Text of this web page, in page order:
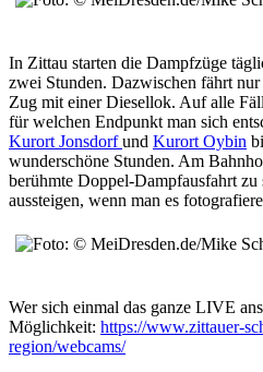
In Zittau starten die Dampfzüge
zwei Stunden. Dazwischen fährt
Zug mit einer Diesellok. Auf alle
für welchen Endpunkt man sich
Kurort Jonsdorfund Kurort Oybin
wunderschöne Stunden. Am
berühmte Doppel-Dampfausfahrt zu
aussteigen, wenn man es
Wer sich einmal das ganze LIVE
Möglichkeit: https://www.zittauer-
region/webcams/